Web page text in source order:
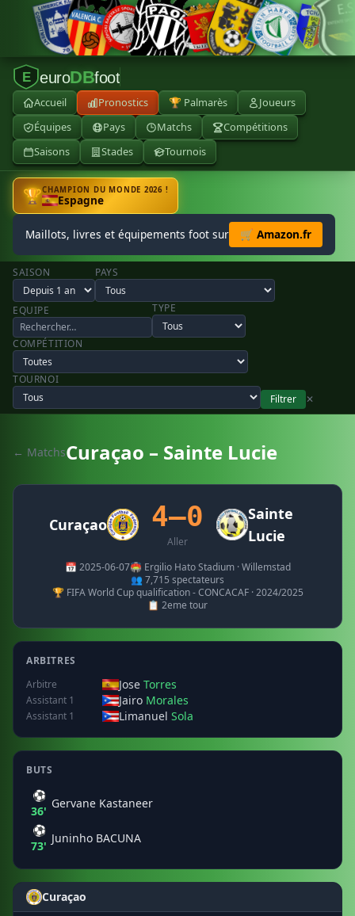
E euroDBfoot
Accueil Pronostics 🏆 Palmarès
Joueurs
Équipes
Pays Matchs
Compétitions
Saisons
Stades Tournois
🏆CHAMPION DU MONDE 2026 !
Espagne
Maillots, livres et équipements foot sur 🛒 Amazon.fr
SAISON PAYS
EQUIPE TYPE
COMPÉTITION
TOURNOI
Filtrer
✕
← MatchsCuraçao – Sainte Lucie
Curaçao 4–0
Aller
Sainte
Lucie
📅 2025-06-07🏟️ Ergilio Hato Stadium · Willemstad
👥 7,715 spectateurs
🏆 FIFA World Cup qualification - CONCACAF · 2024/2025
📋 2eme tour
ARBITRES
Arbitre
Jose Torres
Assistant 1 Jairo Morales
Assistant 1 Limanuel Sola
BUTS
⚽
36'
Gervane Kastaneer
⚽
73'
Juninho BACUNA
Curaçao